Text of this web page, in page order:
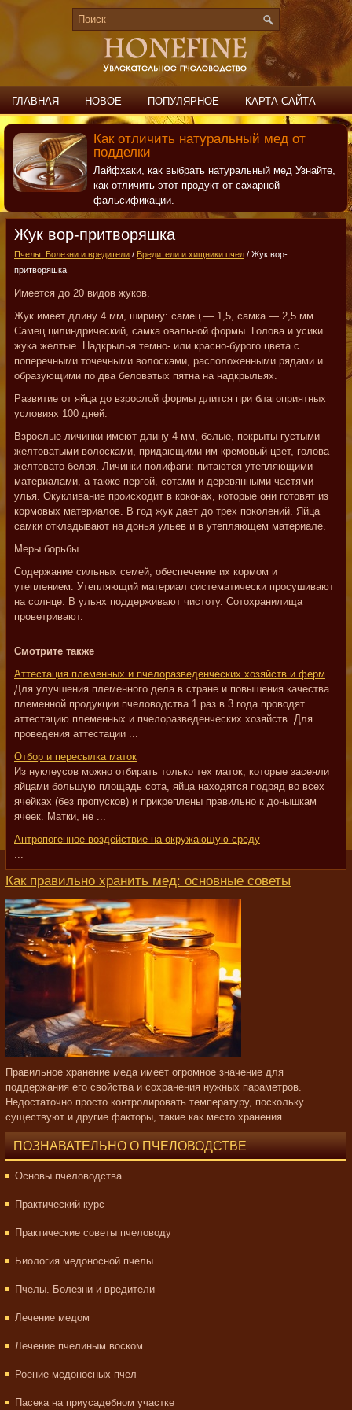
ГЛАВНАЯ НОВОЕ ПОПУЛЯРНОЕ КАРТА САЙТА
ПОИСК КОНТАКТЫ
Как отличить натуральный мед от
подделки
Лайфхаки, как выбрать натуральный мед Узнайте,
как отличить этот продукт от сахарной
фальсификации.
Жук вор-притворяшка
Пчелы. Болезни и вредители / Вредители и хищники пчел / Жук вор-
притворяшка
Имеется до 20 видов жуков.
Жук имеет длину 4 мм, ширину: самец — 1,5, самка — 2,5 мм.
Самец цилиндрический, самка овальной формы. Голова и усики
жука желтые. Надкрылья темно- или красно-бурого цвета с
поперечными точечными волосками, расположенными рядами и
образующими по два беловатых пятна на надкрыльях.
Развитие от яйца до взрослой формы длится при благоприятных
условиях 100 дней.
Взрослые личинки имеют длину 4 мм, белые, покрыты густыми
желтоватыми волосками, придающими им кремовый цвет, голова
желтовато-белая. Личинки полифаги: питаются утепляющими
материалами, а также пергой, сотами и деревянными частями
улья. Окукливание происходит в коконах, которые они готовят из
кормовых материалов. В год жук дает до трех поколений. Яйца
самки откладывают на донья ульев и в утепляющем материале.
Меры борьбы.
Содержание сильных семей, обеспечение их кормом и
утеплением. Утепляющий материал систематически просушивают
на солнце. В ульях поддерживают чистоту. Сотохранилища
проветривают.
Смотрите также
Аттестация племенных и пчелоразведенческих хозяйств и ферм
Для улучшения племенного дела в стране и повышения качества
племенной продукции пчеловодства 1 раз в 3 года проводят
аттестацию племенных и пчелоразведенческих хозяйств. Для
проведения аттестации ...
Отбор и пересылка маток
Из нуклеусов можно отбирать только тех маток, которые засеяли
яйцами большую площадь сота, яйца находятся подряд во всех
ячейках (без пропусков) и прикреплены правильно к донышкам
ячеек. Матки, не ...
Антропогенное воздействие на окружающую среду
...
Как правильно хранить мед: основные советы
Правильное хранение меда имеет огромное значение для
поддержания его свойства и сохранения нужных параметров.
Недостаточно просто контролировать температуру, поскольку
существуют и другие факторы, такие как место хранения.
ПОЗНАВАТЕЛЬНО О ПЧЕЛОВОДСТВЕ
Основы пчеловодства
Практический курс
Практические советы пчеловоду
Биология медоносной пчелы
Пчелы. Болезни и вредители
Лечение медом
Лечение пчелиным воском
Роение медоносных пчел
Пасека на приусадебном участке